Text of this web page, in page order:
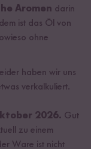
Aromen darin
ist das Öl von
ohne
haben wir uns
verkalkuliert.
2026. Gut
zu einem
Ware ist nicht